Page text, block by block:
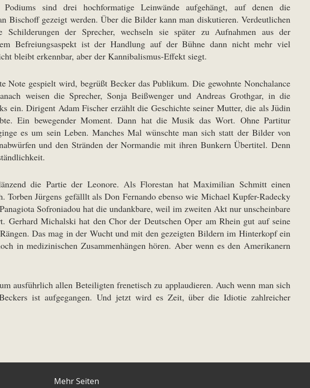
sind drei hochformatige Leinwände aufgehängt, auf denen die
Bischoff gezeigt werden. Über die Bilder kann man diskutieren. Verdeutlichen
Schilderungen der Sprecher, wechseln sie später zu Aufnahmen aus der
Befreiungsaspekt ist der Handlung auf der Bühne dann nicht mehr viel
bleibt erkennbar, aber der Kannibalismus-Effekt siegt.
Note gespielt wird, begrüßt Becker das Publikum. Die gewohnte Nonchalance
weisen die Sprecher, Sonja Beißwenger und Andreas Grothgar, in die
ein. Dirigent Adam Fischer erzählt die Geschichte seiner Mutter, die als Jüdin
Ein bewegender Moment. Dann hat die Musik das Wort. Ohne Partitur
es um sein Leben. Manches Mal wünschte man sich statt der Bilder von
und den Stränden der Normandie mit ihren Bunkern Übertitel. Denn
die Partie der Leonore. Als Florestan hat Maximilian Schmitt einen
Jürgens gefälllt als Don Fernando ebenso wie Michael Kupfer-Radecky
Sofroniadou hat die undankbare, weil im zweiten Akt nur unscheinbare
Michalski hat den Chor der Deutschen Oper am Rhein gut auf seine
Das mag in der Wucht und mit den gezeigten Bildern im Hinterkopf ein
in medizinischen Zusammenhängen hören. Aber wenn es den Amerikanern
ausführlich allen Beteiligten frenetisch zu applaudieren. Auch wenn man sich
ist aufgegangen. Und jetzt wird es Zeit, über die Idiotie zahlreicher
Mehr Seiten